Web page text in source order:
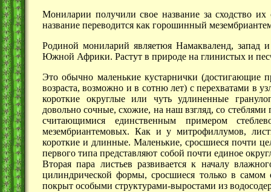
Мониларии получили свое название за сходство
название переводится как горошинный
Родиной мониларий являетюя Намакваленд, запад
Южной Африки. Растут в природе на глинистых и
Это обычно маленькие кустарнички (достигающие
возраста, возможно и в сотню лет) с перехватами в
короткие округлые или чуть удлиненные
довольно сочные, схожие, на наш взгляд, со стеблями
считающимися единственным примером
мезембриантемовых. Как и у митрофиллумов,
короткие и длинные. Маленькие, сросшиеся почти
первого типа представляют собой почти единое
Вторая пара листьев развивается к началу
цилиндрической формы, сросшиеся только в самом
покрыт особыми структурами-выростами из